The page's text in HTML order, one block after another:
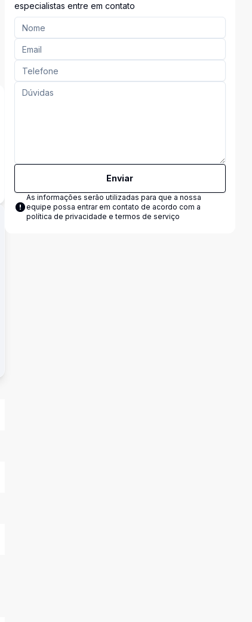
especialistas entre em contato
Enviar
As informações serão utilizadas para que a nossa
equipe possa entrar em contato de acordo com a
política de privacidade e termos de serviço